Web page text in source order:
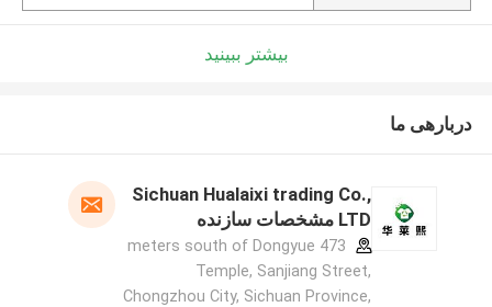
بیشتر ببینید
دربارهی ما
Sichuan Hualaixi trading Co.,
LTD مشخصات سازنده
473 meters south of Dongyue
Temple, Sanjiang Street,
Chongzhou City, Sichuan Province,